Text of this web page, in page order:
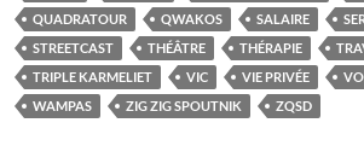
QUADRATOUR
QWAKOS SALAIRE
STREETCAST
THÉÂTRE THÉRAPIE
TRIPLE KARMELIET
VIC VIE PRIVÉE
WAMPAS
ZIG ZIG SPOUTNIK ZQSD